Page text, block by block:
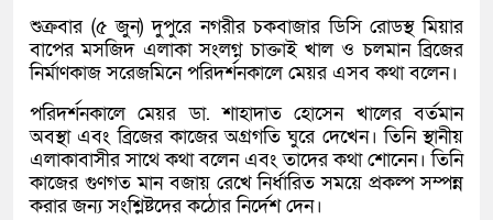
শুক্রবার (৫ জুন) দুপুরে নগরীর চকবাজার ডিসি রোডস্থ মিয়ার
বাপের মসজিদ এলাকা সংলগ্ন চাক্তাই খাল ও চলমান ব্রিজের
নির্মাণকাজ সরেজমিনে পরিদর্শনকালে মেয়র এসব কথা বলেন।
পরিদর্শনকালে মেয়র ডা. শাহাদাত হোসেন খালের বর্তমান
অবস্থা এবং ব্রিজের কাজের অগ্রগতি ঘুরে দেখেন। তিনি স্থানীয়
এলাকাবাসীর সাথে কথা বলেন এবং তাদের কথা শোনেন। তিনি
কাজের গুণগত মান বজায় রেখে নির্ধারিত সময়ে প্রকল্প সম্পন্ন
করার জন্য সংশ্লিষ্টদের কঠোর নির্দেশ দেন।